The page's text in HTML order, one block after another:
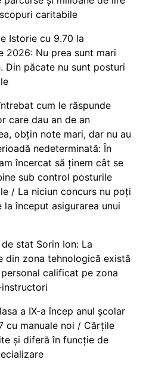
caritabile
Istorie cu 9.70 la
2026: Nu prea sunt mari
Din păcate nu sunt posturi
cum le răspunde
care dau an de an
obțin note mari, dar nu au
nedeterminată: În
încercat să ținem cât se
sub control posturile
/ La niciun concurs nu poți
la început asigurarea unui
stat Sorin Ion: La
din zona tehnologică există
calificat pe zona
a IX-a încep anul școlar
cu manuale noi / Cărțile
și diferă în funcție de